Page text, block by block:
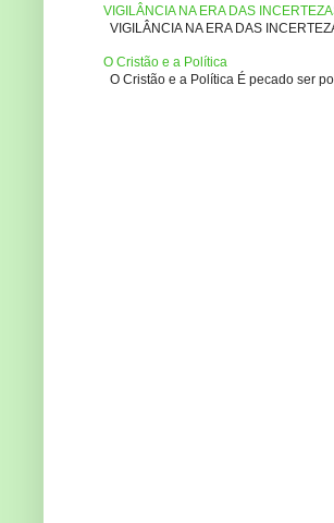
VIGILÂNCIA NA ERA DAS
VIGILÂNCIA NA ERA DAS
O Cristão e a Política
O Cristão e a Política É pecado ser